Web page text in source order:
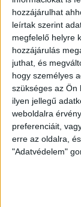
hozzájárulhat
leírtak szerint
megfelelő helyre
hozzájárulás
juthat, és
hogy személyes
szükséges az Ön
ilyen jellegű
weboldalra
preferenciáit,
erre az oldalra,
"Adatvédelem"
YarnArt
756 -
Makramé fonal
2,290 Ft/